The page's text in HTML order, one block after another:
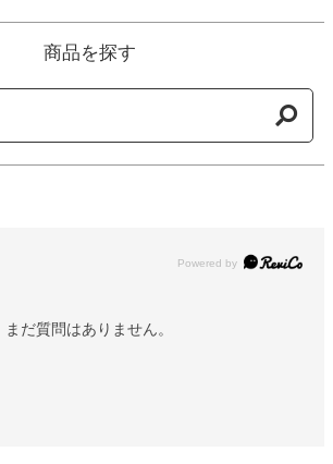
商品を探す
Powered by
まだ質問はありません。